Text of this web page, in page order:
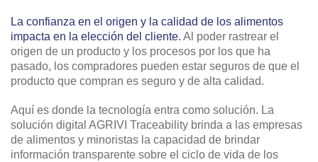
La confianza en el origen y la calidad de los alimentos
impacta en la elección del cliente. Al poder rastrear el
origen de un producto y los procesos por los que ha
pasado, los compradores pueden estar seguros de que el
producto que compran es seguro y de alta calidad.
Aquí es donde la tecnología entra como solución. La
solución digital AGRIVI Traceability brinda a las empresas
de alimentos y minoristas la capacidad de brindar
información transparente sobre el ciclo de vida de los